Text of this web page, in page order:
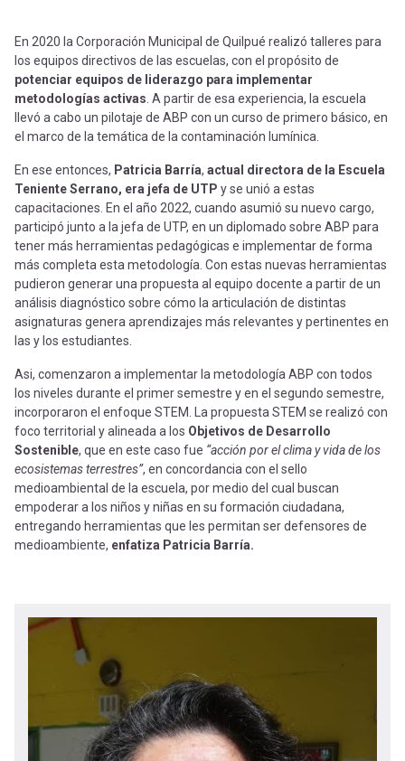
En 2020 la Corporación Municipal de Quilpué realizó talleres para
los equipos directivos de las escuelas, con el propósito de
potenciar equipos de liderazgo para implementar
metodologías activas . A partir de esa experiencia, la escuela
llevó a cabo un pilotaje de ABP con un curso de primero básico, en
el marco de la temática de la contaminación lumínica.
En ese entonces, Patricia Barría, actual directora de la Escuela
Teniente Serrano, era jefa de UTP y se unió a estas
capacitaciones. En el año 2022, cuando asumió su nuevo cargo,
participó junto a la jefa de UTP, en un diplomado sobre ABP para
tener más herramientas pedagógicas e implementar de forma
más completa esta metodología. Con estas nuevas herramientas
pudieron generar una propuesta al equipo docente a partir de un
análisis diagnóstico sobre cómo la articulación de distintas
asignaturas genera aprendizajes más relevantes y pertinentes en
las y los estudiantes.
Asi, comenzaron a implementar la metodología ABP con todos
los niveles durante el primer semestre y en el segundo semestre,
incorporaron el enfoque STEM. La propuesta STEM se realizó con
foco territorial y alineada a los Objetivos de Desarrollo
Sostenible, que en este caso fue “acción por el clima y vida de los
ecosistemas terrestres”, en concordancia con el sello
medioambiental de la escuela, por medio del cual buscan
empoderar a los niños y niñas en su formación ciudadana,
entregando herramientas que les permitan ser defensores de
medioambiente, enfatiza Patricia Barría.